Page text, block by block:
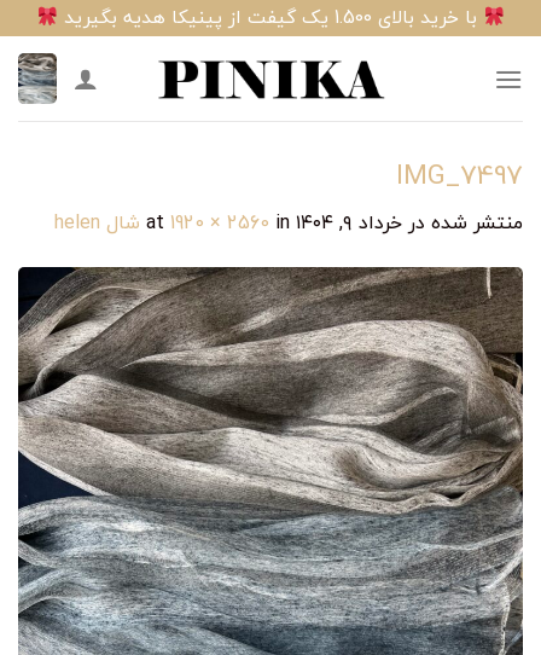
to
content
با خرید بالای 1.500 یک گیفت از پینیکا هدیه بگیرید
IMG_7497
منتشر شده درخرداد ۹, ۱۴۰۴ 1920 × 2560 in شال helen